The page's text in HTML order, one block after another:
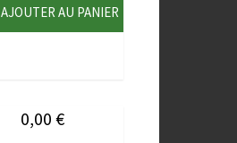
AJOUTER AU PANIER
0,00 €